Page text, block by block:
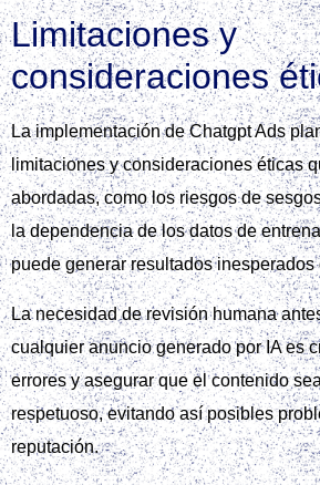
Limitaciones y
consideraciones
La implementación de Chatgpt Ads
limitaciones y consideraciones éticas
abordadas, como los riesgos de
la dependencia de los datos de
puede generar resultados inesperados
La necesidad de revisión humana
cualquier anuncio generado por IA es
errores y asegurar que el contenido
respetuoso, evitando así posibles
reputación.